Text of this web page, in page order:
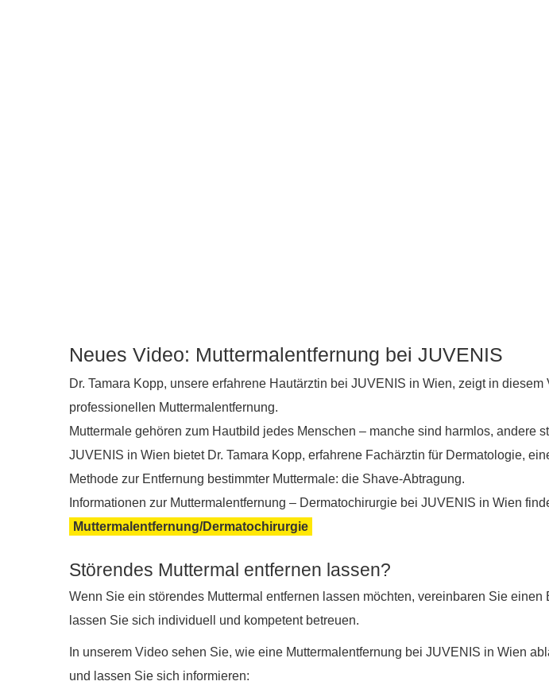
Neues Video: Muttermalentfernung bei JUVENIS
Dr. Tamara Kopp, unsere erfahrene Hautärztin bei JUVENIS in Wien, zeigt in
professionellen Muttermalentfernung.
Muttermale gehören zum Hautbild jedes Menschen – manche sind harmlos, andere
JUVENIS in Wien bietet Dr. Tamara Kopp, erfahrene Fachärztin für Dermatologie,
Methode zur Entfernung bestimmter Muttermale: die Shave-Abtragung.
Informationen zur Muttermalentfernung – Dermatochirurgie bei JUVENIS in Wien
Muttermalentfernung/Dermatochirurgie
Störendes Muttermal entfernen lassen?
Wenn Sie ein störendes Muttermal entfernen lassen möchten, vereinbaren Sie einen
lassen Sie sich individuell und kompetent betreuen.
In unserem Video sehen Sie, wie eine Muttermalentfernung bei JUVENIS in Wien
und lassen Sie sich informieren: